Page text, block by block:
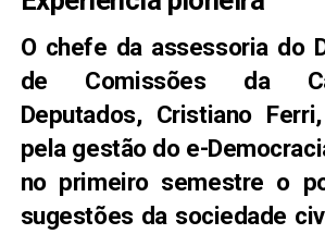
O chefe da assessoria do
de Comissões da
Deputados, Cristiano
pela gestão do e-
no primeiro semestre o
sugestões da sociedade